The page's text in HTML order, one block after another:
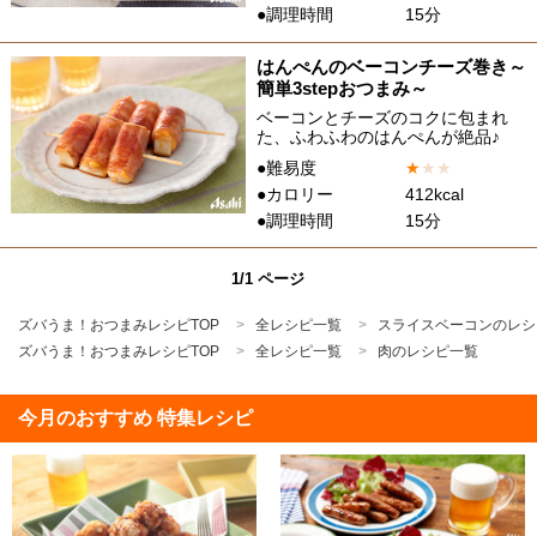
●調理時間
15分
はんぺんのベーコンチーズ巻き～
簡単3stepおつまみ～
ベーコンとチーズのコクに包まれ
た、ふわふわのはんぺんが絶品♪
●難易度
★★ ★
●カロリー
412kcal
●調理時間
15分
1/1 ページ
ズバうま！おつまみレシピTOP 全レシピ一覧
スライスベーコンのレ
ズバうま！おつまみレシピTOP
全レシピ一覧 肉のレシピ一覧
今月のおすすめ 特集レシピ